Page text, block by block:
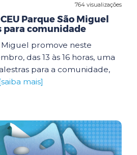
764 visualizações
Parque São Miguel
para comunidade
Miguel promove neste
das 13 às 16 horas, uma
para a comunidade,
mais]